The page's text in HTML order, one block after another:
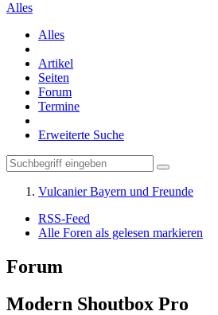
Alles
Alles
Artikel
Seiten
Forum
Termine
Erweiterte Suche
Vulcanier Bayern und Freunde
RSS-Feed
Alle Foren als gelesen markieren
Forum
Modern Shoutbox Pro